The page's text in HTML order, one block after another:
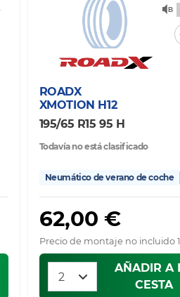
ROADX
XMOTION H12
195/65 R15 95 H
Todavía no está clasificado
Neumático de verano de coche
62,00 €
Precio de montaje no incluido
AÑADIR A
CESTA